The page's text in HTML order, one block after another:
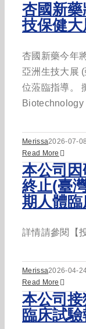
杏國新
技保健大
杏國新藥今年
亞洲生技大展
位蒞臨指導。
Biotechnology
Merissa2026-07-
Read More
本公司
終止(臺
期人體
詳情請參閱【
Merissa2026-04-
Read More
本公司
臨床試